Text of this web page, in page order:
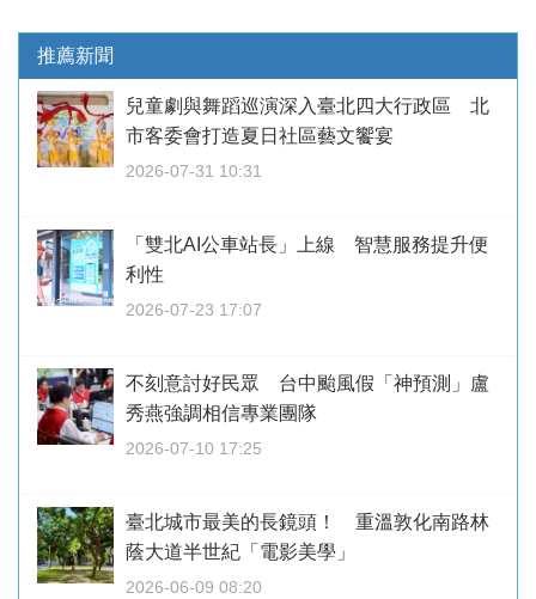
推薦新聞
兒童劇與舞蹈巡演深入臺北四大行政區 北
市客委會打造夏日社區藝文饗宴
2026-07-31 10:31
「雙北AI公車站長」上線 智慧服務提升便
利性
2026-07-23 17:07
不刻意討好民眾 台中颱風假「神預測」盧
秀燕強調相信專業團隊
2026-07-10 17:25
臺北城市最美的長鏡頭！ 重溫敦化南路林
蔭大道半世紀「電影美學」
2026-06-09 08:20